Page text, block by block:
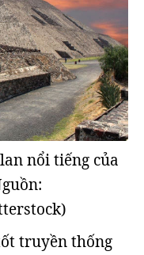
nổi tiếng của
truyền thống